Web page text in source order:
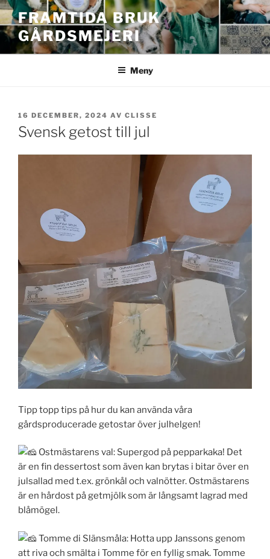
Hoppa
till
innehåll
FRAMTIDA BRUK
GÅRDSMEJERI
Meny
PUBLICERAT
16 DECEMBER, 2024 AV CLISSE
Svensk getost till jul
Tipp topp tips på hur du kan använda våra
gårdsproducerade getostar över julhelgen!
Ostmästarens val: Supergod på pepparkaka! Det
är en fin dessertost som även kan brytas i bitar över en
julsallad med t.ex. grönkål och valnötter. Ostmästarens
är en hårdost på getmjölk som är långsamt lagrad med
blåmögel.
Tomme di Slänsmåla: Hotta upp Janssons genom
att riva och smälta i Tomme för en fyllig smak. Tomme